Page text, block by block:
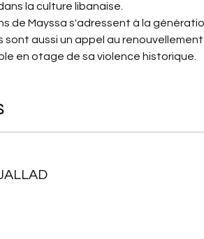
la culture libanaise.
de Mayssa s'adressent à la
sont aussi un appel au
en otage de sa violence historique.